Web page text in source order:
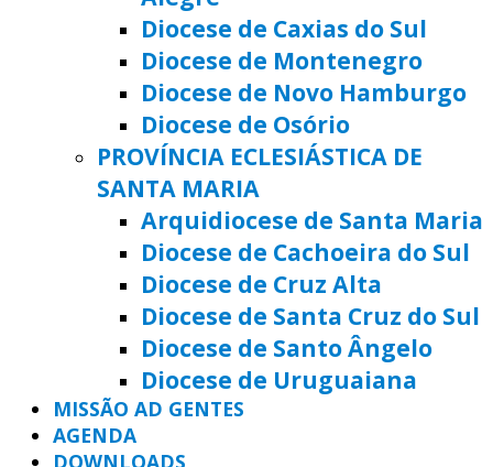
Diocese de Caxias do Sul
Diocese de Montenegro
Diocese de Novo Hamburgo
Diocese de Osório
PROVÍNCIA ECLESIÁSTICA DE
SANTA MARIA
Arquidiocese de Santa Maria
Diocese de Cachoeira do Sul
Diocese de Cruz Alta
Diocese de Santa Cruz do Sul
Diocese de Santo Ângelo
Diocese de Uruguaiana
MISSÃO AD GENTES
AGENDA
DOWNLOADS